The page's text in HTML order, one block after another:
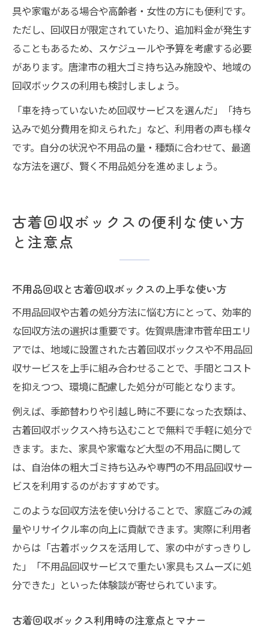
具や家電がある場合や高齢者・女性の方にも便利です。
ただし、回収日が限定されていたり、追加料金が発生す
ることもあるため、スケジュールや予算を考慮する必要
があります。唐津市の粗大ゴミ持ち込み施設や、地域の
回収ボックスの利用も検討しましょう。
「車を持っていないため回収サービスを選んだ」「持ち
込みで処分費用を抑えられた」など、利用者の声も様々
です。自分の状況や不用品の量・種類に合わせて、最適
な方法を選び、賢く不用品処分を進めましょう。
古着回収ボックスの便利な使い方
と注意点
不用品回収と古着回収ボックスの上手な使い方
不用品回収や古着の処分方法に悩む方にとって、効率的
な回収方法の選択は重要です。佐賀県唐津市菅牟田エリ
アでは、地域に設置された古着回収ボックスや不用品回
収サービスを上手に組み合わせることで、手間とコスト
を抑えつつ、環境に配慮した処分が可能となります。
例えば、季節替わりや引越し時に不要になった衣類は、
古着回収ボックスへ持ち込むことで無料で手軽に処分で
きます。また、家具や家電など大型の不用品に関して
は、自治体の粗大ゴミ持ち込みや専門の不用品回収サー
ビスを利用するのがおすすめです。
このような回収方法を使い分けることで、家庭ごみの減
量やリサイクル率の向上に貢献できます。実際に利用者
からは「古着ボックスを活用して、家の中がすっきりし
た」「不用品回収サービスで重たい家具もスムーズに処
分できた」といった体験談が寄せられています。
古着回収ボックス利用時の注意点とマナー